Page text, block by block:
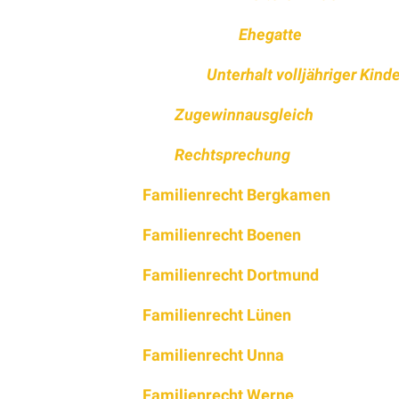
Ehegatte
Unterhalt volljähriger
Zugewinnausgleich
Rechtsprechung
Familienrecht Bergkamen
Familienrecht Boenen
Familienrecht Dortmund
Familienrecht Lünen
Familienrecht Unna
Familienrecht Werne